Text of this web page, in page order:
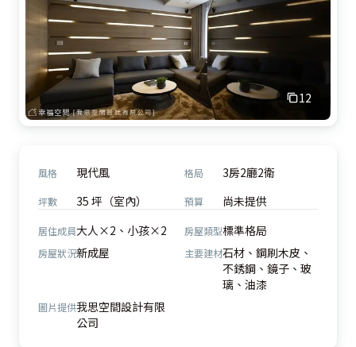
12
風格 現代風 格局 3房2廳2衛
坪數 35 坪（室內） 預算 尚未提供
居住成員大人×2、小孩×2 房屋類型標準格局
房屋狀況新成屋 主要建材石材、鋼刷木皮、
不銹鋼、鏡子、玻
璃、油漆
圖片提供我思空間設計有限
公司